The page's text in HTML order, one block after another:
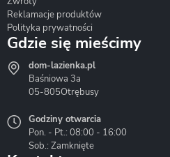
Hydrostop
Reklamacje produktów
Polityka prywatności
Gdzie się mieścimy
dom-lazienka.pl
Baśniowa 3a
05-805Otrębusy
Godziny otwarcia
Pon. - Pt.: 08:00 - 16:00
Sob.: Zamknięte